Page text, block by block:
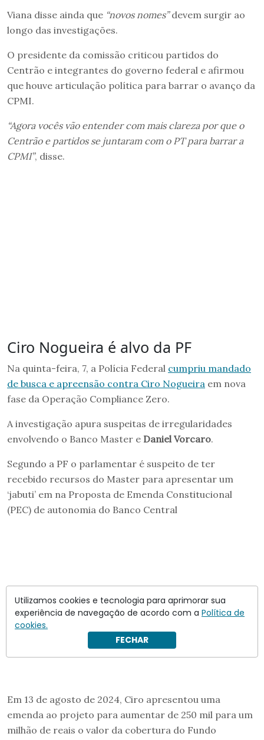
Viana disse ainda que “novos nomes”devem surgir ao
longo das investigações.
O presidente da comissão criticou partidos do
Centrão e integrantes do governo federal e afirmou
que houve articulação política para barrar o avanço da
CPMI.
“Agora vocês vão entender com mais clareza por que o
Centrão e partidos se juntaram com o PT para barrar a
CPMI”, disse.
Ciro Nogueira é alvo da PF
Na quinta-feira, 7, a Polícia Federal cumpriu mandado
de busca e apreensão contra Ciro Nogueira em nova
fase da Operação Compliance Zero.
A investigação apura suspeitas de irregularidades
envolvendo o Banco Master e Daniel Vorcaro.
Segundo a PF o parlamentar é suspeito de ter
recebido recursos do Master para apresentar um
‘jabuti’ em na Proposta de Emenda Constitucional
(PEC) de autonomia do Banco Central
Em 13 de agosto de 2024, Ciro apresentou uma
emenda ao projeto para aumentar de 250 mil para um
milhão de reais o valor da cobertura do Fundo
Utilizamos cookies e tecnologia para aprimorar sua
experiência de navegação de acordo com a Política de
cookies.
FECHAR